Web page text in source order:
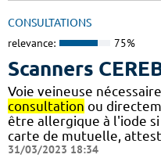
CONSULTATIONS
relevance: 75%
Scanners
Voie veineuse
consultation ou
être allergique à l'iode
carte de mutuelle,
31/03/2023 18:34